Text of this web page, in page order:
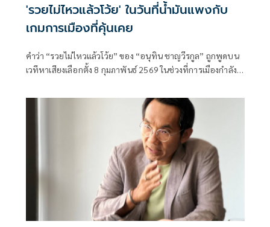
'รวยไม่ไหวแล้วโว้ย' ในวันที่น้ำมันแพงกับ
เกมการเมืองที่คุ้นเคย
คำว่า “รวยไม่ไหวแล้วโว้ย” ของ “อนุทิน ชาญวีรกูล” ถูกพูดบน
เวทีหาเสียงเลือกตั้ง 8 กุมภาพันธ์ 2569 ในช่วงที่การเมืองกำลัง
รูปแบบของการหาเสียงที่มัก “พูดเกินจ